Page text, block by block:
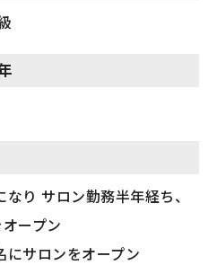
り サロン勤務半年経ち、
ープン
サロンをオープン